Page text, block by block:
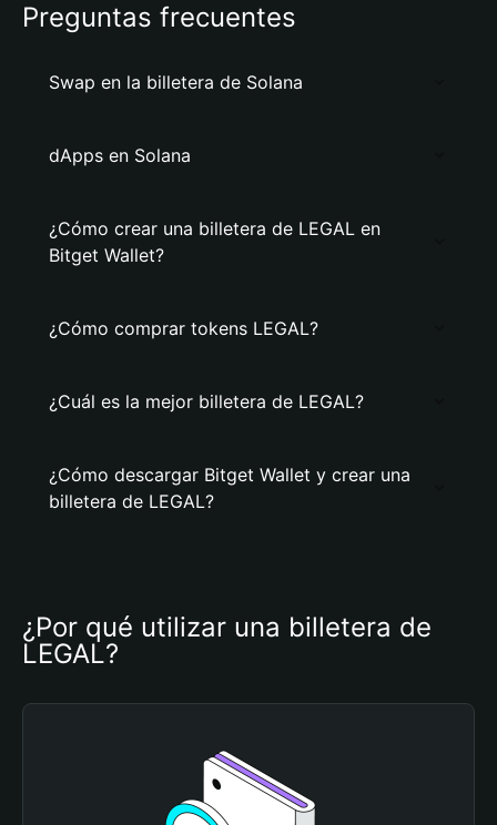
Preguntas frecuentes
Swap en la billetera de Solana
dApps en Solana
¿Cómo crear una billetera de LEGAL en
Bitget Wallet?
¿Cómo comprar tokens LEGAL?
¿Cuál es la mejor billetera de LEGAL?
¿Cómo descargar Bitget Wallet y crear una
billetera de LEGAL?
¿Por qué utilizar una billetera de
LEGAL?